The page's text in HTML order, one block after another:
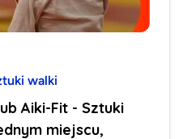
walki
Aiki-Fit - Sztuki
miejscu,